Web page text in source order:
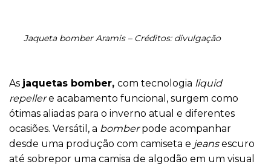
Jaqueta bomber Aramis – Créditos: divulgação
As jaquetas bomber, com tecnologia liquid
repellere acabamento funcional, surgem como
ótimas aliadas para o inverno atual e diferentes
ocasiões. Versátil, a bomberpode acompanhar
desde uma produção com camiseta e jeansescuro
até sobrepor uma camisa de algodão em um visual